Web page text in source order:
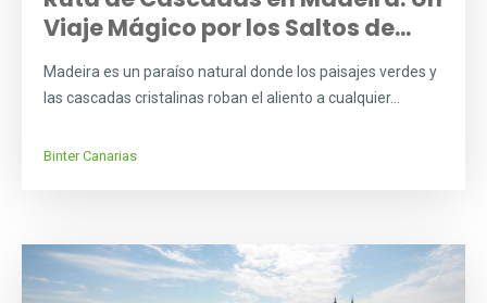
Viaje Mágico por los Saltos de...
Madeira es un paraíso natural donde los paisajes verdes y
las cascadas cristalinas roban el aliento a cualquier...
Binter Canarias